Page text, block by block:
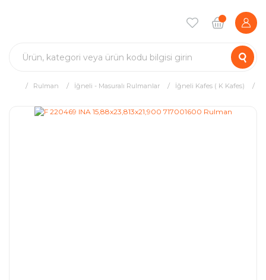
Rulman İğneli - Masuralı Rulmanlar İğneli Kafes ( K Kafes)